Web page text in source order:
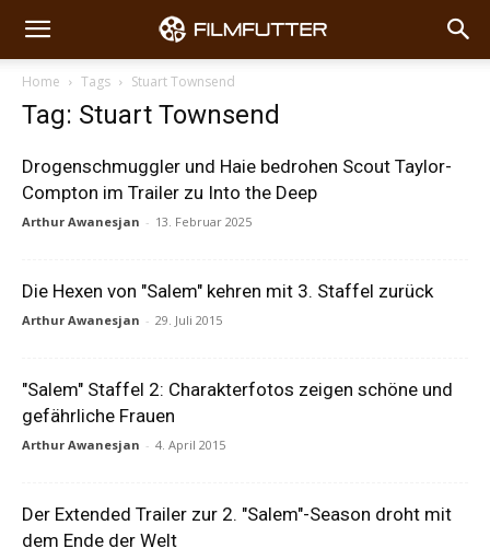
Home Tags Stuart Townsend
Tag: Stuart Townsend
Drogenschmuggler und Haie bedrohen Scout Taylor-
Compton im Trailer zu Into the Deep
Arthur Awanesjan - 13. Februar 2025
Die Hexen von "Salem" kehren mit 3. Staffel zurück
Arthur Awanesjan - 29. Juli 2015
"Salem" Staffel 2: Charakterfotos zeigen schöne und
gefährliche Frauen
Arthur Awanesjan - 4. April 2015
Der Extended Trailer zur 2. "Salem"-Season droht mit
dem Ende der Welt